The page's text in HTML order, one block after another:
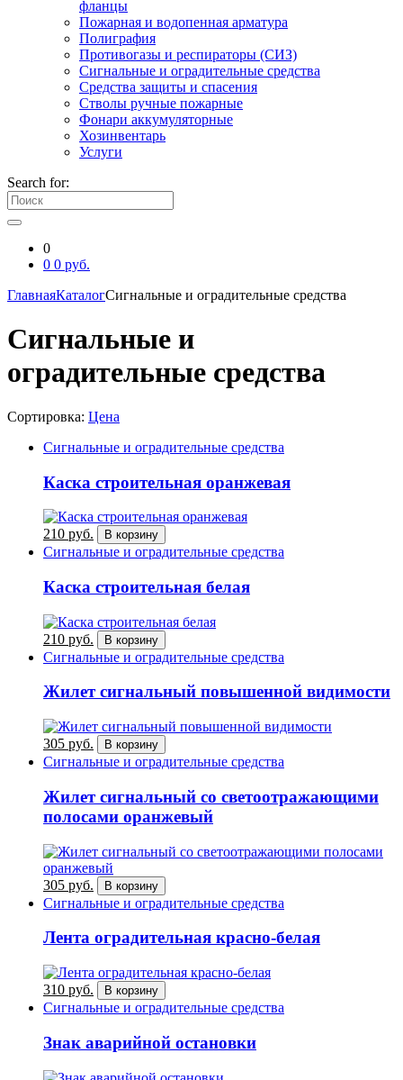
фланцы
Пожарная и водопенная арматура
Полиграфия
Противогазы и респираторы (СИЗ)
Сигнальные и оградительные средства
Средства защиты и спасения
Стволы ручные пожарные
Фонари аккумуляторные
Хозинвентарь
Услуги
Search for:
0
0 0 руб.
ГлавнаяКаталогСигнальные и оградительные средства
Сигнальные и
оградительные средства
Сортировка: Цена
Сигнальные и оградительные средства
Каска строительная оранжевая
210 руб. В корзину
Сигнальные и оградительные средства
Каска строительная белая
210 руб. В корзину
Сигнальные и оградительные средства
Жилет сигнальный повышенной видимости
305 руб. В корзину
Сигнальные и оградительные средства
Жилет сигнальный со светоотражающими
полосами оранжевый
305 руб. В корзину
Сигнальные и оградительные средства
Лента оградительная красно-белая
310 руб. В корзину
Сигнальные и оградительные средства
Знак аварийной остановки